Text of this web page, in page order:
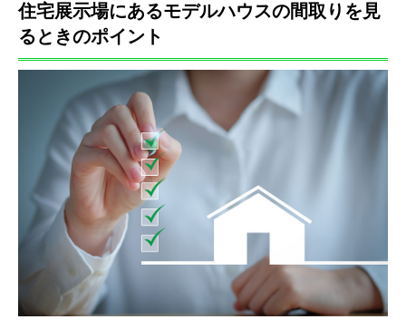
住宅展示場にあるモデルハウスの間取りを見
るときのポイント